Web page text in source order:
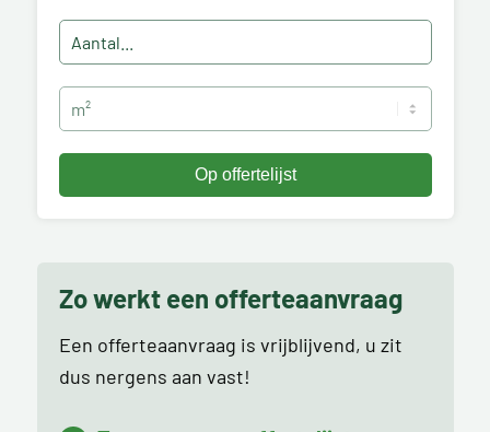
Zo werkt een offerteaanvraag
Een offerteaanvraag is vrijblijvend, u zit
dus nergens aan vast!